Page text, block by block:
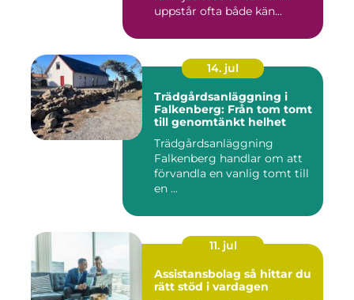
uppstår ofta både kän...
14. jul
Trädgårdsanläggning i
Falkenberg: Från tom tomt
till genomtänkt helhet
Trädgårdsanläggning
Falkenberg handlar om att
förvandla en vanlig tomt till
en ...
11. jul
Assistansbolag så hittar du
rätt stöd i vardagen